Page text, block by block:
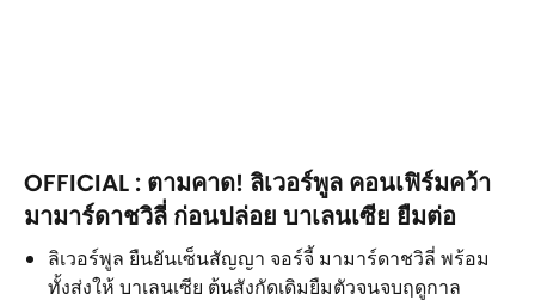
OFFICIAL : ตามคาด! ลิเวอร์พูล คอนเฟิร์มคว้า
มามาร์ดาชวิลี่ ก่อนปล่อย บาเลนเซีย ยืมต่อ
ลิเวอร์พูล ยืนยันเซ็นสัญญา จอร์จี้ มามาร์ดาชวิลี่ พร้อม
ทั้งส่งให้ บาเลนเซีย ต้นสังกัดเดิมยืมตัวจนจบฤดูกาล